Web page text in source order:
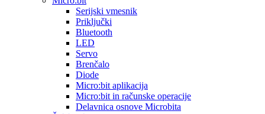
Serijski vmesnik
Priključki
Bluetooth
LED
Servo
Brenčalo
Diode
Micro:bit aplikacija
Micro:bit in računske operacije
Delavnica osnove Microbita